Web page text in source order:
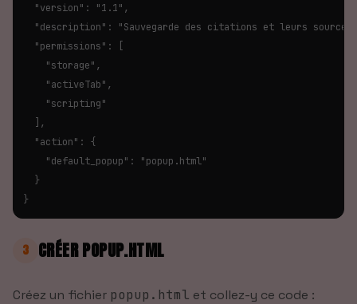
  "version": "1.1",
"description": "Sauvegarde des citations et leurs sources
  "permissions": [
    "storage",
    "activeTab",
    "scripting"
  ],
  "action": {
    "default_popup": "popup.html"
  }
}
3 CRÉER POPUP.HTML
Créez un fichier popup.html et collez-y ce code :